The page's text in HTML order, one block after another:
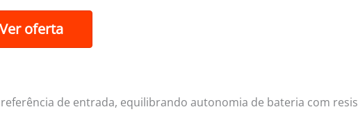
Ver oferta
de entrada, equilibrando autonomia de bateria com